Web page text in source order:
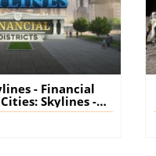
- Financial
Skylines -
& PS5 (Турция)
на